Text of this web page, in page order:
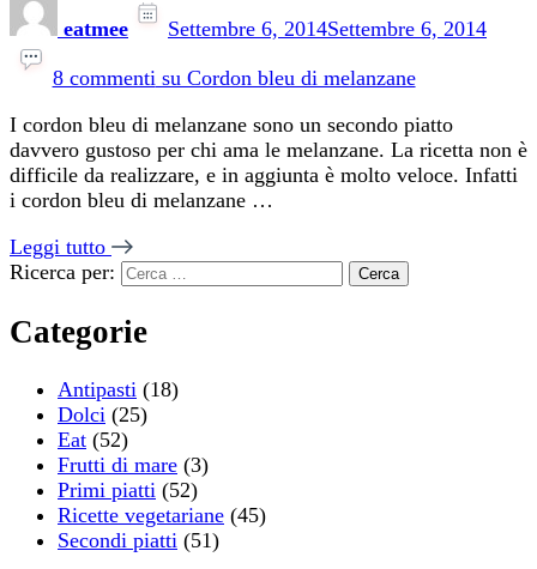
eatmee Settembre 6, 2014Settembre 6, 2014
8 commentisu Cordon bleu di melanzane
I cordon bleu di melanzane sono un secondo piatto
davvero gustoso per chi ama le melanzane. La ricetta non è
difficile da realizzare, e in aggiunta è molto veloce. Infatti
i cordon bleu di melanzane …
Leggi tutto
Ricerca per:
Categorie
Antipasti (18)
Dolci (25)
Eat (52)
Frutti di mare (3)
Primi piatti (52)
Ricette vegetariane (45)
Secondi piatti (51)